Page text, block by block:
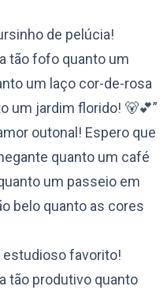
de pelúcia!
tão fofo quanto um
um laço cor-de-rosa
um jardim florido! 🐻💕”
outonal! Espero que
quanto um café
um passeio em
belo quanto as cores
favorito!
tão produtivo quanto